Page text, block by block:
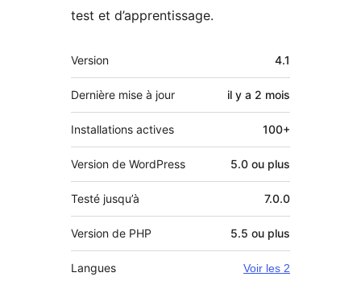
test et d’apprentissage.
Méta
Version 4.1
Dernière mise à jour il y a 2 mois
Installations actives 100+
Version de WordPress 5.0 ou plus
Testé jusqu’à 7.0.0
Version de PHP 5.5 ou plus
Langues Voir les 2